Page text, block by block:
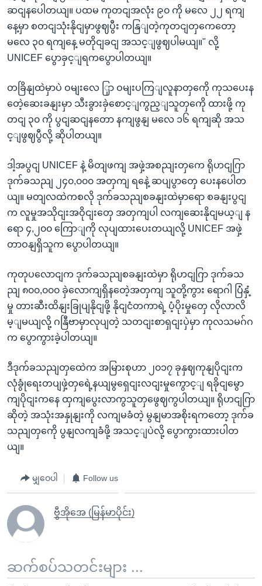
ဆငျနပေါတယျ။ ပထမ ကုတငျအလုံး ၉၀ ကို မလေ ၂၂ ရကျ
နေ့မှာ စတငျသုံးနိုငျမှာဖွဈပွီး ကနြျတဲ့ကုတငျတှကေတော့
မလေ ၃၀ ရကျနေ့ မတိုငျခငျ အသင့ျဖွဈပါမယျ။" လို့
UNICEF ပွောခှင့ျရကပွောပါတယျ။
တခြိနျထဲမှာပဲ ဝမျးလေ ြှာ ဝမျးပကြျလူနာတှကေို ကုသပေးန
တေဲ့ဆေးခနျးမှာ သီးခွားခှဲစောင့ျကွည့ျသူတှကေို ထားဖို့ ကု
တငျ ၃၀ ကို ပွငျဆငျနတော နကျဖွနျ မလေ ၁၆ ရကျဆို အသ
င့ျဖွဈပွီလို့ ဆိုပါတယျ။
ဒါ့အပွငျ UNICEF နဲ့ မိတျဖကျ အဖှဲ့အစညျးတှကေ ရိုဟငျဂြာ
ဒုက်ခသညျ ၂၄၀,၀၀၀ အတှကျ ရနေဲ့ ဆပျပွာတှေ ပေးနပေါတ
ယျ။ မတျလထဲကစလို ဒုက်ခသညျစခနျးထဲမှာရော စခနျးပွငျ
က လူမှုအသိုငျးအဝိုငျးတှေ အတှကျပါ လကျဆေးနိုငျမယ့ျ န
ရော ၄,၂၀၀ ကြောျကို လုပျထားပေးတယျလို့ UNICEF အဖှဲ့
တာဝနျရှိသူက ပွောပါတယျ။
ကုတုပလောငျက ဒုက်ခသညျစခနျးထဲမှာ ရိုဟငျဂြာ ဒုက်ခသ
ညျ ၈၀၀,၀၀၀ ခှဲလောကျရှိနတေဲ့အတှကျ သူတို့ကွား ရောဂါ ပြံံနှံ့
မှု တားဆီးထိနျးခြုပျနိုငျဖို့ နိုငျငံတကာရဲ့ ပံ့ပိုးမှုတှေ လိုလာလိ
မ့ျမယျလို့ ဂနြီဗာမှာလုပျတဲ့ သတငျးစာရှငျးပှဲမှာ ကုလသမဂ်ဂ
က ပွောကွားခဲ့ပါတယျ။
ဒီဒုက်ခသညျတှထေဲက အမြားစုဟာ ၂၀၁၇ ခုနှဈကုနျပိုငျးက
လုံခွုံရေးတပျဖှဲ့တှရေဲ့နယျမွရှေငျးလငျးမှုကွောင့ျ ရခိုငျမွော
ကျပိုငျးကနေ ထှကျပွေးလာကွသူတှဖွေဈကွပါတယျ။ ရိုဟငျဂြာ
ဆိုတဲ့ အသုံးအနှုနျးကို လကျမခံတဲ့ မွနျမာအစိုးရကတော့ ဒုက်ခ
သညျတှကေို ပွနျလကျခံဖို့ အသင့ျပဲလို့ ပွောကွားထားပါတ
ယျ။
မျှဝေပါ Follow us
ဗွီအိုအေ (မြန်မာပိုင်း)
ဆက်စပ်သတင်းများ ...